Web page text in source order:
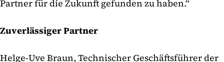
Partner für die Zukunft gefunden zu haben.“
Zuverlässiger Partner
Helge-Uve Braun, Technischer Geschäftsführer der